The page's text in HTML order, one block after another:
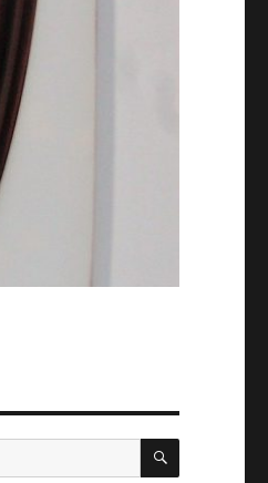
SUCHEN